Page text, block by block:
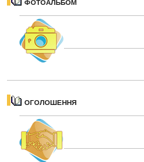
ФОТОАЛЬБОМ
ОГОЛОШЕННЯ